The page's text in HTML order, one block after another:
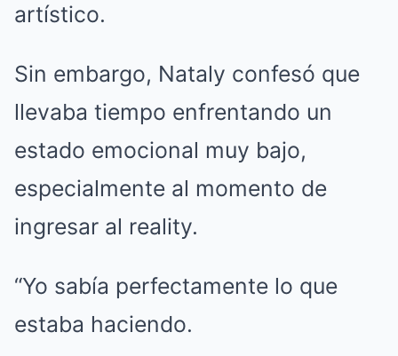
artístico.
Sin embargo, Nataly confesó que
llevaba tiempo enfrentando un
estado emocional muy bajo,
especialmente al momento de
ingresar al reality.
“Yo sabía perfectamente lo que
estaba haciendo.